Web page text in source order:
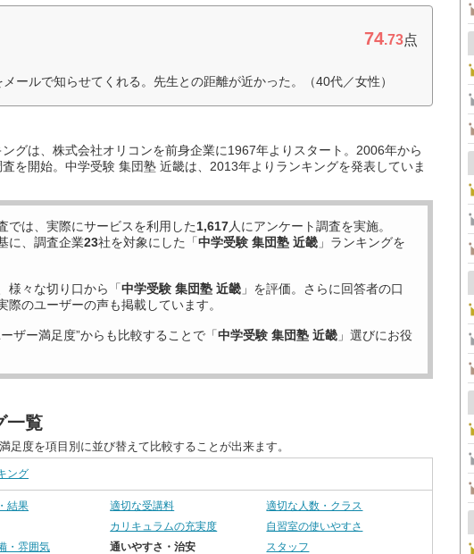
74.73点
ールで知らせてくれる。先生との距離が近かった。（40代／女性）
グは、株式会社オリコンを前身企業に1967年よりスタート。2006年から
を開始。中学受験 集団塾 近畿は、2013年よりランキングを発表していま
では、実際にサービスを利用した1,617人にアンケート調査を実施。
に、調査企業23社を対象にした「中学受験 集団塾 近畿 」ランキングを
様々な切り口から「中学受験 集団塾 近畿 」を評価。さらに回答者の口
際のユーザーの声も掲載しています。
ザー満足度”からも比較することで「中学受験 集団塾 近畿 」選びにお役
一覧
足度を項目別に並び替えて比較することが出来ます。
ング
結果 適切な受講料
適切な人数・クラス
カリキュラムの充実度
自習室の使いやすさ
・雰囲気
通いやすさ・治安
スタッフ